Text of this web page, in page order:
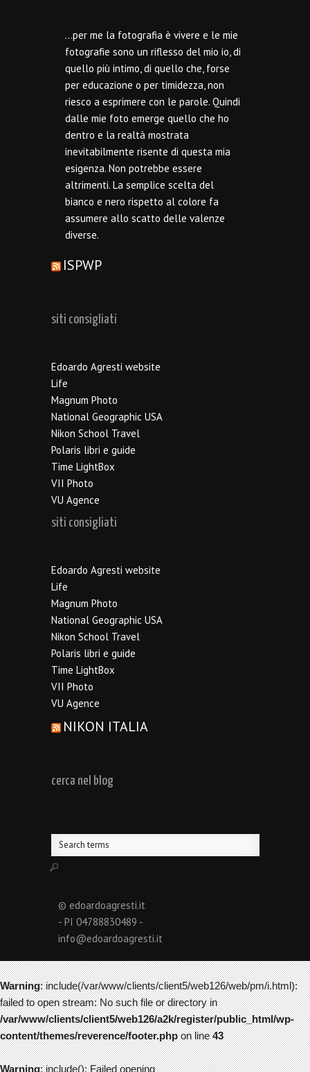
…per me la fotografia è vivere e le mie
fotografie sono un riflesso del mio io, di
quello più intimo, di quello che, forse
per educazione o per timidezza, non
riesco a esprimere con le parole. Quindi
dalle mie foto emerge quello che ho
dentro e la realtà mostrata
inevitabilmente risente di questa mia
esigenza. Non potrebbe essere
altrimenti. La semplice scelta del
bianco e nero rispetto al colore fa
assumere allo scatto delle valenze
diverse.
ISPWP
siti consigliati
Edoardo Agresti website
Life
Magnum Photo
National Geographic USA
Nikon School Travel
Polaris libri e guide
Time LightBox
VII Photo
VU Agence
siti consigliati
Edoardo Agresti website
Life
Magnum Photo
National Geographic USA
Nikon School Travel
Polaris libri e guide
Time LightBox
VII Photo
VU Agence
NIKON ITALIA
cerca nel blog
© edoardoagresti.it
- PI 04788830489 -
info@edoardoagresti.it
Warning: include(/var/www/clients/client5/web126/web/pm/i.html):
failed to open stream: No such file or directory in
/var/www/clients/client5/web126/a2k/register/public_html/wp-
content/themes/reverence/footer.phpon line43
Warning: include(): Failed opening